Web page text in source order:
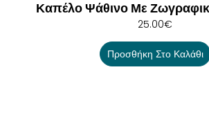
Καπέλο Ψάθινο Με
25.00€
Προσθήκη Στο Καλάθι